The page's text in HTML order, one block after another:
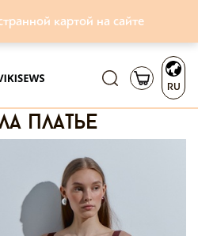
картой на сайте
RU
платье